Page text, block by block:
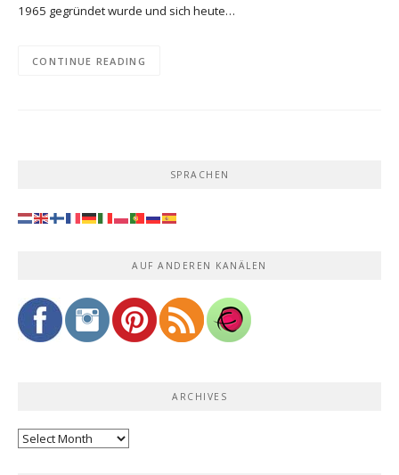
1965 gegründet wurde und sich heute…
CONTINUE READING
SPRACHEN
AUF ANDEREN KANÄLEN
ARCHIVES
Archives